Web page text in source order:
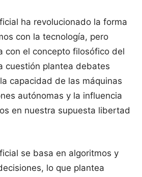
ha revolucionado la forma
con la tecnología, pero
con el concepto filosófico del
cuestión plantea debates
capacidad de las máquinas
autónomas y la influencia
en nuestra supuesta libertad
se basa en algoritmos y
lo que plantea